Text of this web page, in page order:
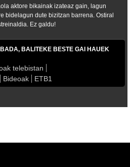
aktore bikainak izateaz gain, lagun
bidelagun dute bizitzan barrena. Ostiral
Ez galdu!
BALITEKE BESTE GAI HAUEK
telebistan
Bideoak ETB1